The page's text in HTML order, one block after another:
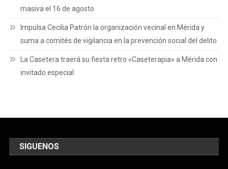
masiva el 16 de agosto
Impulsa Cecilia Patrón la organización vecinal en Mérida y
suma a comités de vigilancia en la prevención social del delito
La Casetera traerá su fiesta retro «Caseterapia» a Mérida con
invitado especial
SIGUENOS